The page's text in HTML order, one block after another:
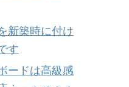
新築時に付け
す
ードは高級感